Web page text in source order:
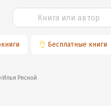
👌 Бесплатные книги
⭐️Илья Рясной